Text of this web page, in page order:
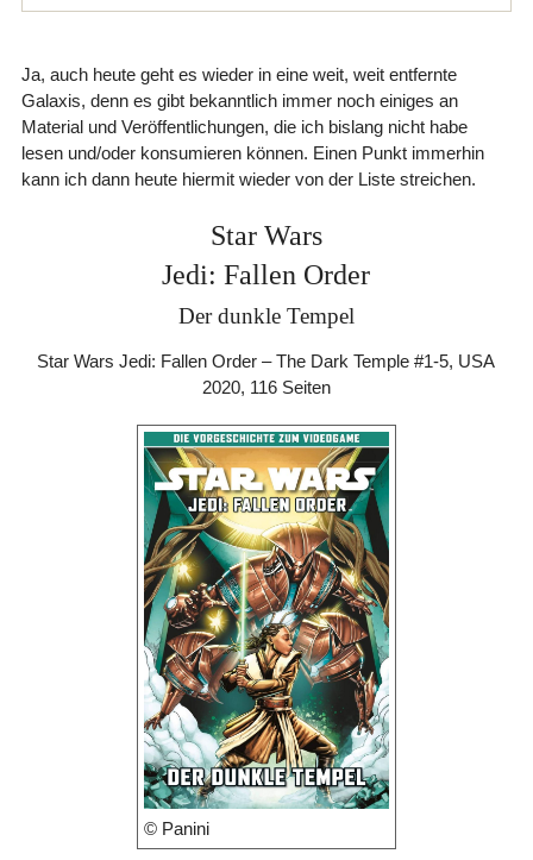
Ja, auch heute geht es wieder in eine weit, weit entfernte
Galaxis, denn es gibt bekanntlich immer noch einiges an
Material und Veröffentlichungen, die ich bislang nicht habe
lesen und/oder konsumieren können. Einen Punkt immerhin
kann ich dann heute hiermit wieder von der Liste streichen.
Star Wars
Jedi: Fallen Order
Der dunkle Tempel
Star Wars Jedi: Fallen Order – The Dark Temple #1-5, USA
2020, 116 Seiten
© Panini